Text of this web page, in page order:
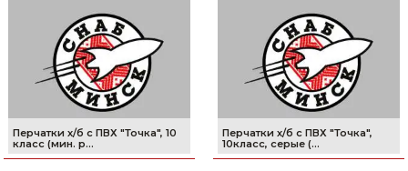
Перчатки х/б с ПВХ "Точка", 10
класс (мин. р...
Перчатки х/б с ПВХ "Точка",
10класс, серые (...